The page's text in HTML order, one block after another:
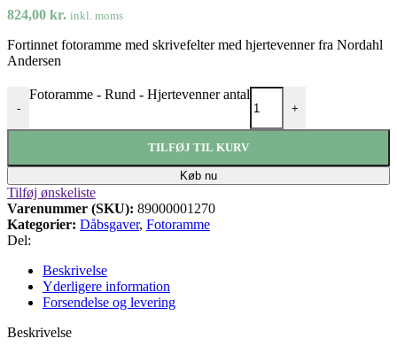
824,00 kr. inkl. moms
Fortinnet fotoramme med skrivefelter med hjertevenner fra Nordahl
Andersen
-
Fotoramme - Rund - Hjertevenner antal
+
TILFØJ TIL KURV
Køb nu
Tilføj ønskeliste
Varenummer (SKU): 89000001270
Kategorier: Dåbsgaver, Fotoramme
Del:
Beskrivelse
Yderligere information
Forsendelse og levering
Beskrivelse